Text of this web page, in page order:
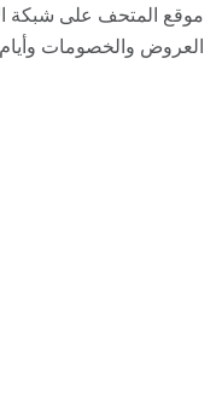
موقع المتحف على شبكة
العروض والخصومات